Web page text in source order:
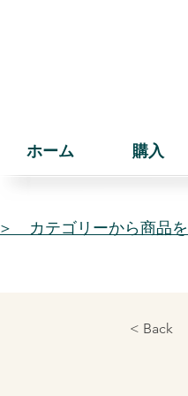
ホーム 購入
＞ カテゴリーから商品を
< Back